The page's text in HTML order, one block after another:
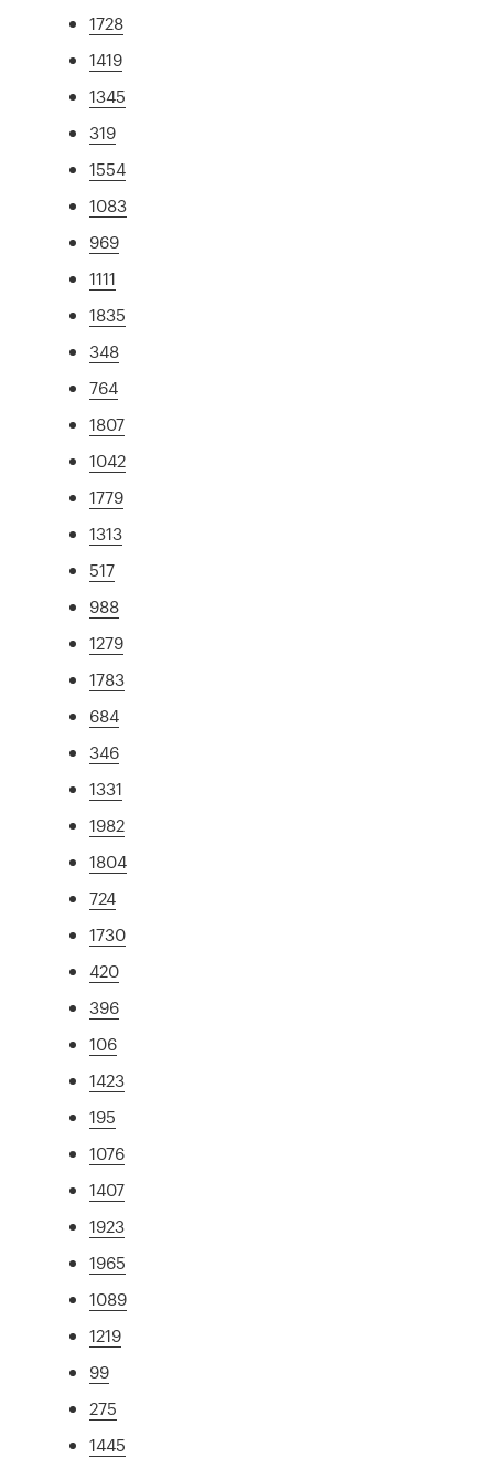
1728
1419
1345
319
1554
1083
969
1111
1835
348
764
1807
1042
1779
1313
517
988
1279
1783
684
346
1331
1982
1804
724
1730
420
396
106
1423
195
1076
1407
1923
1965
1089
1219
99
275
1445